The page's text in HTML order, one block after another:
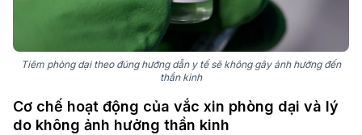
Tiêm phòng dại theo đúng hướng dẫn y tế sẽ không gây ảnh hưởng đến
thần kinh
Cơ chế hoạt động của vắc xin phòng dại và lý
do không ảnh hưởng thần kinh